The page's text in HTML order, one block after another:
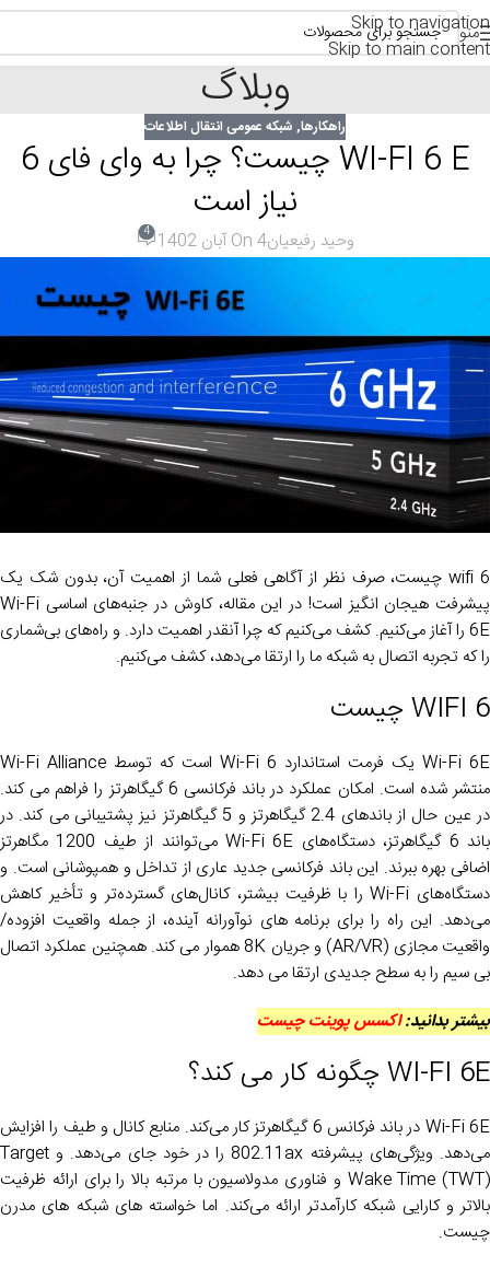
Skip to navigation
Skip to main content
منو
وبلاگ
راهکارها, شبکه عمومی انتقال اطلاعات
WI-FI 6 E چیست؟ چرا به وای فای 6
نیاز است
وحید رفیعیانOn 4 آبان 1402 4
wifi 6 چیست، صرف نظر از آگاهی فعلی شما از اهمیت آن، بدون شک یک
پیشرفت هیجان انگیز است! در این مقاله، کاوش در جنبه‌های اساسی Wi-Fi
6E را آغاز می‌کنیم. کشف می‌کنیم که چرا آنقدر اهمیت دارد. و راه‌های بی‌شماری
را که تجربه اتصال به شبکه ما را ارتقا می‌دهد، کشف می‌کنیم.
WIFI 6 چیست
Wi-Fi 6E یک فرمت استاندارد Wi-Fi 6 است که توسط Wi-Fi Alliance
منتشر شده است. امکان عملکرد در باند فرکانسی 6 گیگاهرتز را فراهم می کند.
در عین حال از باندهای 2.4 گیگاهرتز و 5 گیگاهرتز نیز پشتیبانی می کند. در
باند 6 گیگاهرتز، دستگاه‌های Wi-Fi 6E می‌توانند از طیف 1200 مگاهرتز
اضافی بهره ببرند. این باند فرکانسی جدید عاری از تداخل و همپوشانی است. و
دستگاه‌های Wi-Fi را با ظرفیت بیشتر، کانال‌های گسترده‌تر و تأخیر کاهش
می‌دهد. این راه را برای برنامه های نوآورانه آینده، از جمله واقعیت افزوده/
واقعیت مجازی (AR/VR) و جریان 8K هموار می کند. همچنین عملکرد اتصال
بی سیم را به سطح جدیدی ارتقا می دهد.
بیشتر بدانید:اکسس پوینت چیست
WI-FI 6E چگونه کار می کند؟
Wi-Fi 6E در باند فرکانس 6 گیگاهرتز کار می‌کند. منابع کانال و طیف را افزایش
می‌دهد. ویژگی‌های پیشرفته 802.11ax را در خود جای می‌دهد. و Target
Wake Time (TWT) و فناوری مدولاسیون با مرتبه بالا را برای ارائه ظرفیت
بالاتر و کارایی شبکه کارآمدتر ارائه می‌کند. اما خواسته های شبکه های مدرن
چیست.